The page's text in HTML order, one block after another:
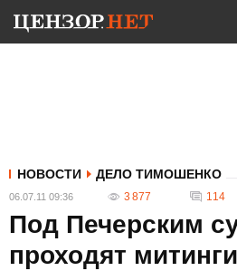
НОВОСТИ ДЕЛО ТИМОШЕНКО
06.07.11 09:36 3 877 114
Под Печерским
проходят